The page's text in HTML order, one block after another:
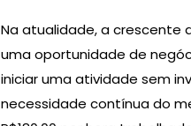
Na atualidade, a crescente
uma oportunidade de
iniciar uma atividade sem
necessidade contínua do